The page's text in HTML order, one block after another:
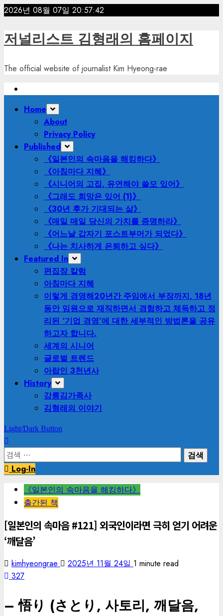
Skip
content
2026년 08월 07일 20:57:43
저널리스트 김형래의 홈페이지
The official website of journalist Kim Hyeong-rae
PrimaryHome
About
Privacy Policy
Published
《일본인의 속마음을 해킹하다》
《아침마다 지혜》
《시니어의 고집, 유연해야 쓸모 있어》
《그래도 희망은 있어 (1)》
《30년 후가 기대되는 삶》
《매일 매일 당신의 가치를 증명하라》
《어느날 갑자기 포스트부머가 되었다》
《나는 치사하게 은퇴하고 싶다》
Featured In
편집장 칼럼
아침마다 지혜
이렇게 경영해20년간 주임에서 부장까지, 18년
동안 임원으로 재직하면서 경험하고 체득하고 정
리된 ‘기업 경영’에 대한 세부적인 방법론을 공유
하고자 합니다.
세계의 시니어
글로벌 트렌드
아랍인 3천년사
History
강릉김가족사
김형래의 이야기
Light/Dark Button
검
색:Log-In
《일본인의 속마음을 해킹하다》
출간된 책
[일본인의 속마음 #121] 외국인이라면 극히 얻기 어려운
‘깨달음’
kimhyeongrae 2025년 11월 24일 1 minute read
327
– 悟り (さとり, 사토리, 깨달음,